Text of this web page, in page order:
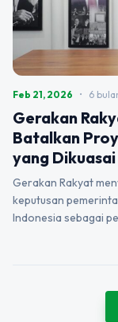
Feb 21, 2026 • 6
Gerakan
Batalkan
yang
Gerakan Rakyat
keputusan
Indonesia sebagai